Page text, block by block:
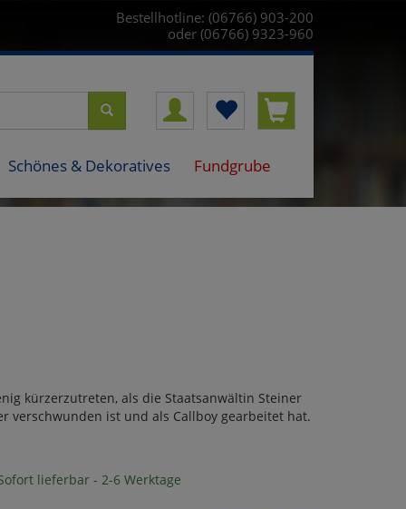
Bestellhotline: (06766) 903-200
oder (06766) 9323-960
Schönes & Dekoratives Fundgrube
kürzerzutreten, als die Staatsanwältin Steiner
verschwunden ist und als Callboy gearbeitet hat.
lieferbar - 2-6 Werktage